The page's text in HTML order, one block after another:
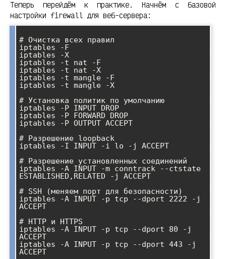
Теперь перейдём к практике. Начнём с базовой
настройки firewall для веб-сервера:
# Очистка всех правил
iptables -F
iptables -X
iptables -t nat -F
iptables -t nat -X
iptables -t mangle -F
iptables -t mangle -X
# Установка политик по умолчанию
iptables -P INPUT DROP
iptables -P FORWARD DROP
iptables -P OUTPUT ACCEPT
# Разрешение loopback
iptables -I INPUT -i lo -j ACCEPT
# Разрешение установленных соединений
iptables -A INPUT -m conntrack --ctstate
ESTABLISHED,RELATED -j ACCEPT
# SSH (меняем порт для безопасности)
iptables -A INPUT -p tcp --dport 2222 -j
ACCEPT
# HTTP и HTTPS
iptables -A INPUT -p tcp --dport 80 -j
ACCEPT
iptables -A INPUT -p tcp --dport 443 -j
ACCEPT